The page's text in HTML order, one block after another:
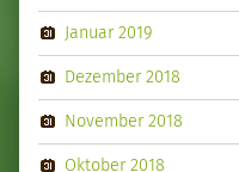
Januar 2019
Dezember 2018
November 2018
Oktober 2018